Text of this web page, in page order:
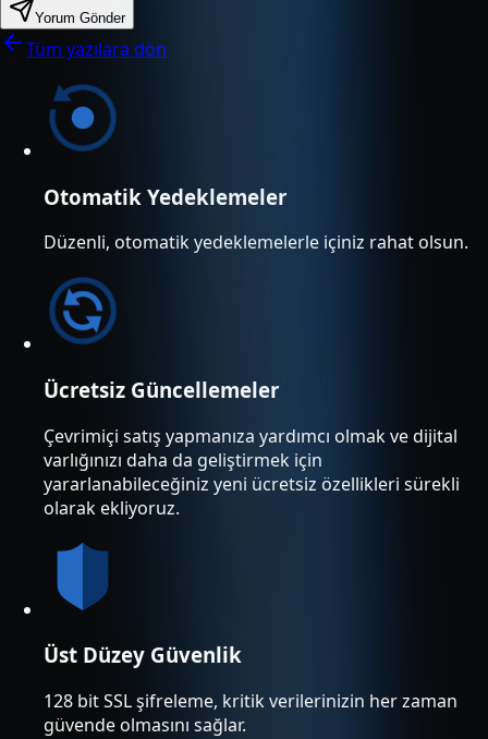
Yorum Gönder
Tüm yazılara dön
Otomatik Yedeklemeler
Düzenli, otomatik yedeklemelerle içiniz rahat olsun.
Ücretsiz Güncellemeler
Çevrimiçi satış yapmanıza yardımcı olmak ve dijital
varlığınızı daha da geliştirmek için
yararlanabileceğiniz yeni ücretsiz özellikleri sürekli
olarak ekliyoruz.
Üst Düzey Güvenlik
128 bit SSL şifreleme, kritik verilerinizin her zaman
güvende olmasını sağlar.